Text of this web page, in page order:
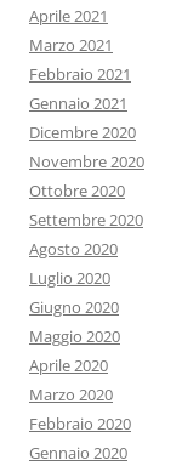
Aprile 2021
Marzo 2021
Febbraio 2021
Gennaio 2021
Dicembre 2020
Novembre 2020
Ottobre 2020
Settembre 2020
Agosto 2020
Luglio 2020
Giugno 2020
Maggio 2020
Aprile 2020
Marzo 2020
Febbraio 2020
Gennaio 2020